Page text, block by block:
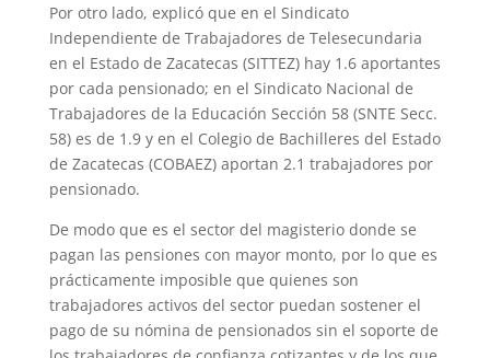
Por otro lado, explicó que en el Sindicato
Independiente de Trabajadores de Telesecundaria
en el Estado de Zacatecas (SITTEZ) hay 1.6 aportantes
por cada pensionado; en el Sindicato Nacional de
Trabajadores de la Educación Sección 58 (SNTE Secc.
58) es de 1.9 y en el Colegio de Bachilleres del Estado
de Zacatecas (COBAEZ) aportan 2.1 trabajadores por
pensionado.
De modo que es el sector del magisterio donde se
pagan las pensiones con mayor monto, por lo que es
prácticamente imposible que quienes son
trabajadores activos del sector puedan sostener el
pago de su nómina de pensionados sin el soporte de